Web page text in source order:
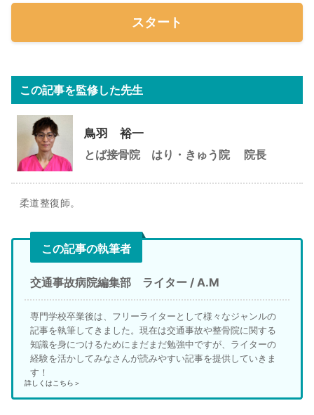
スタート
この記事を監修した先生
鳥羽 裕一
とば接骨院 はり・きゅう院
院長
柔道整復師。
この記事の執筆者
交通事故病院編集部 ライター / A.M
専門学校卒業後は、フリーライターとして様々なジャンルの
記事を執筆してきました。現在は交通事故や整骨院に関する
知識を身につけるためにまだまだ勉強中ですが、ライターの
経験を活かしてみなさんが読みやすい記事を提供していきま
す！
詳しくはこちら＞